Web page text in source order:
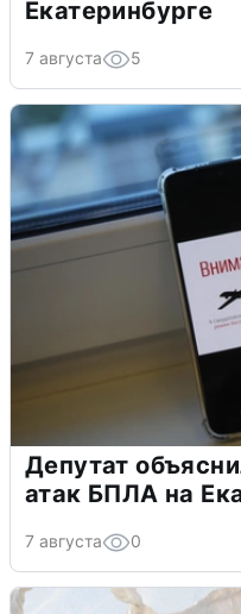
Екатеринбурге
7 августа 5
Депутат
атак БПЛА на
7 августа 0